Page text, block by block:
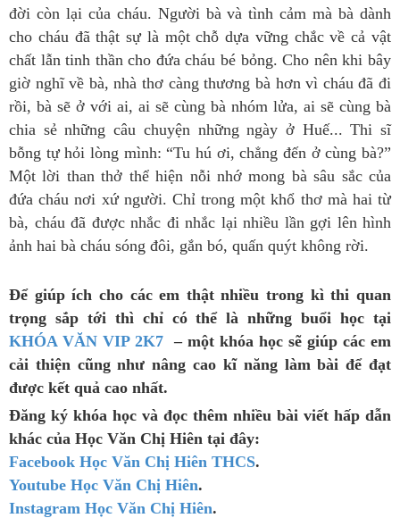
đời còn lại của cháu. Người bà và tình cảm mà bà dành
cho cháu đã thật sự là một chỗ dựa vững chắc về cả vật
chất lẫn tinh thần cho đứa cháu bé bỏng. Cho nên khi bây
giờ nghĩ về bà, nhà thơ càng thương bà hơn vì cháu đã đi
rồi, bà sẽ ở với ai, ai sẽ cùng bà nhóm lửa, ai sẽ cùng bà
chia sẻ những câu chuyện những ngày ở Huế... Thi sĩ
bỗng tự hỏi lòng mình: “Tu hú ơi, chẳng đến ở cùng bà?”
Một lời than thở thể hiện nỗi nhớ mong bà sâu sắc của
đứa cháu nơi xứ người. Chỉ trong một khổ thơ mà hai từ
bà, cháu đã được nhắc đi nhắc lại nhiều lần gợi lên hình
ảnh hai bà cháu sóng đôi, gắn bó, quấn quýt không rời.
Để giúp ích cho các em thật nhiều trong kì thi quan
trọng sắp tới thì chỉ có thể là những buổi học tại
KHÓA VĂN VIP 2K7 – một khóa học sẽ giúp các em
cải thiện cũng như nâng cao kĩ năng làm bài để đạt
được kết quả cao nhất.
Đăng ký khóa học và đọc thêm nhiều bài viết hấp dẫn
khác của Học Văn Chị Hiên tại đây:
Facebook Học Văn Chị Hiên THCS.
Youtube Học Văn Chị Hiên.
Instagram Học Văn Chị Hiên.